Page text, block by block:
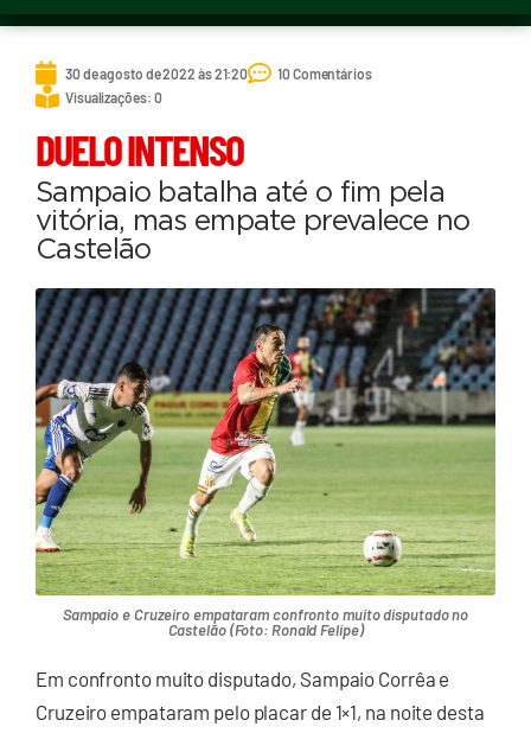
30 de agosto de 2022 às 21:20
10 Comentários
Visualizações: 0
DUELO INTENSO
Sampaio batalha até o fim pela
vitória, mas empate prevalece no
Castelão
Sampaio e Cruzeiro empataram confronto muito disputado no
Castelão (Foto: Ronald Felipe)
Em confronto muito disputado, Sampaio Corrêa e
Cruzeiro empataram pelo placar de 1×1, na noite desta